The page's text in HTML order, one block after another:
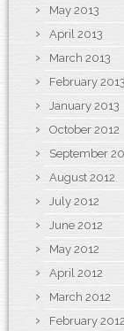
May 2013
April 2013
March 2013
February 2013
January 2013
October 2012
September
August 2012
July 2012
June 2012
May 2012
April 2012
March 2012
February 2012